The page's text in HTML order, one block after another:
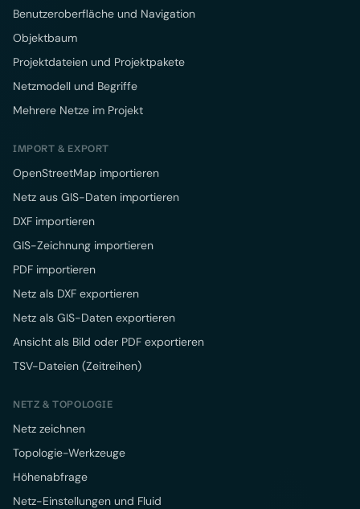
Benutzeroberfläche und Navigation
Objektbaum
Projektdateien und Projektpakete
Netzmodell und Begriffe
Mehrere Netze im Projekt
IMPORT & EXPORT
OpenStreetMap importieren
Netz aus GIS-Daten importieren
DXF importieren
GIS-Zeichnung importieren
PDF importieren
Netz als DXF exportieren
Netz als GIS-Daten exportieren
Ansicht als Bild oder PDF exportieren
TSV-Dateien (Zeitreihen)
NETZ & TOPOLOGIE
Netz zeichnen
Topologie-Werkzeuge
Höhenabfrage
Netz-Einstellungen und Fluid